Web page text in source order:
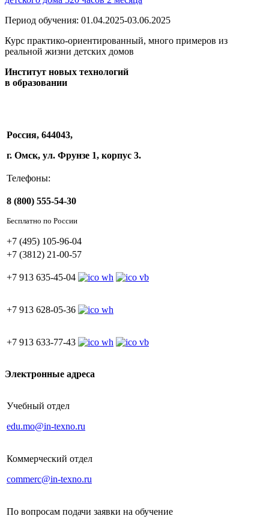
Период обучения: 01.04.2025-03.06.2025
Курс практико-ориентированный, много примеров из
реальной жизни детских домов
Институт новых технологий
в образовании
Россия, 644043,
г. Омск, ул. Фрунзе 1, корпус 3.
Телефоны:
8 (800) 555-54-30
Бесплатно по России
+7 (495) 105-96-04
+7 (3812) 21-00-57
+7 913 635-45-04
+7 913 628-05-36
+7 913 633-77-43
Электронные адреса
Учебный отдел
edu.mo@in-texno.ru
Коммерческий отдел
commerc@in-texno.ru
По вопросам подачи заявки на обучение